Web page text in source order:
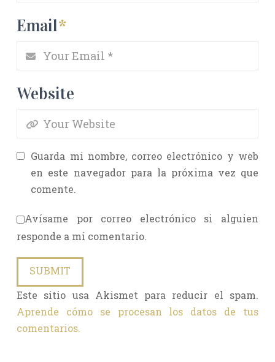
Email*
Website
Guarda mi nombre, correo electrónico y web
en este navegador para la próxima vez que
comente.
Avísame por correo electrónico si alguien
responde a mi comentario.
Este sitio usa Akismet para reducir el spam.
Aprende cómo se procesan los datos de tus
comentarios.